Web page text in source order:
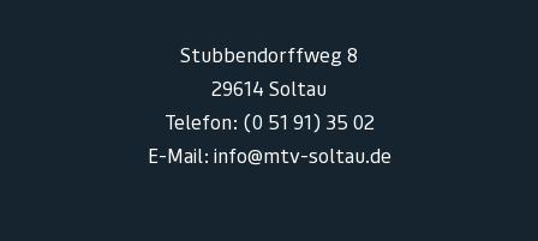
Stubbendorffweg 8
29614 Soltau
Telefon: (0 51 91) 35 02
E-Mail: info@mtv-soltau.de